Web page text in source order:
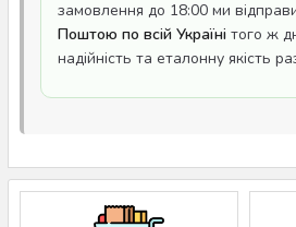
замовлення до 18:00 ми
Поштою по всій Україні того ж
надійність та еталонну якість